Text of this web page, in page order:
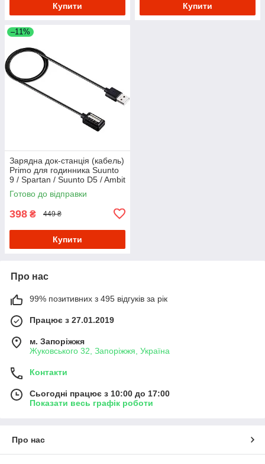
Купити Купити
–11%
Зарядна док-станція (кабель)
Primo для годинника Suunto
9 / Spartan / Suunto D5 / Ambit
4
Готово до відправки
398 ₴ 449 ₴
Купити
Про нас
99% позитивних з 495 відгуків за рік
Працює з 27.01.2019
м. Запоріжжя
Жуковського 32, Запоріжжя, Україна
Контакти
Сьогодні працює з 10:00 до 17:00
Показати весь графік роботи
Про нас